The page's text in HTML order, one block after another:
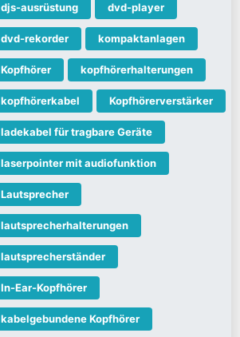
djs-ausrüstung dvd-player
dvd-rekorder kompaktanlagen
Kopfhörer kopfhörerhalterungen
kopfhörerkabel Kopfhörerverstärker
ladekabel für tragbare Geräte
laserpointer mit audiofunktion
Lautsprecher
lautsprecherhalterungen
lautsprecherständer
In-Ear-Kopfhörer
kabelgebundene Kopfhörer